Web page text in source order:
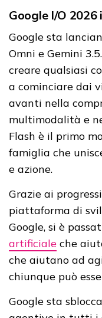
Google I/O 2026
Google sta
Omni e Gemini
creare qualsiasi
a cominciare dai
avanti nella
multimodalità e
Flash è il primo
famiglia che
e azione.
Grazie ai
piattaforma di
Google, si è
artificiale che
che aiutano ad
chiunque può
Google sta